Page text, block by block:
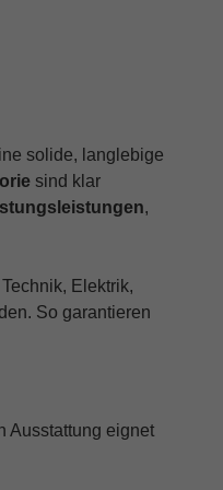
solide, langlebige
sind klar
,
Elektrik,
So garantieren
Ausstattung eignet